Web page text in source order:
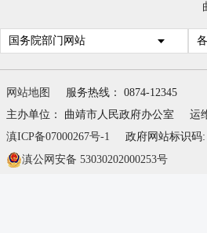
国务院部门网站
网站地图
服务热线： 0874-12345
主办单位： 曲靖市人民政府办公室
运
滇ICP备07000267号-1
政府网站标识码:
滇公网安备 53030202000253号